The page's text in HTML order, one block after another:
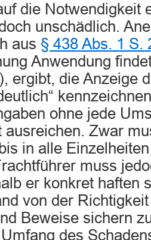
die Notwendigkeit
unschädlich.
aus § 438 Abs. 1 S.
Anwendung
ergibt, die Anzeige
ohne jede
ausreichen. Zwar
in alle
muss
er konkret haften
von der
Beweise sichern
des